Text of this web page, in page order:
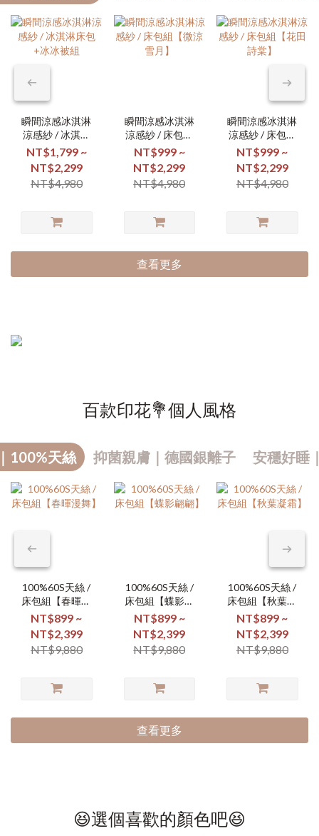
瞬間涼感冰淇淋
涼感紗 / 冰淇淋
床包+冰冰被組
NT$1,799 ~
NT$2,299
NT$4,980
瞬間涼感冰淇淋
涼感紗 / 床包組
【微涼雪月】
NT$999 ~
NT$2,299
NT$4,980
瞬間涼感冰淇淋
涼感紗 / 床包組
【花田詩棠】
NT$999 ~
NT$2,299
NT$4,980
查看更多
百款印花💐個人風格
100%天絲 抑菌親膚｜德國銀離子 安穩好睡
100%60S天絲 /
床包組【春暉漫
舞】
NT$899 ~
NT$2,399
NT$9,880
100%60S天絲 /
床包組【蝶影翩
翩】
NT$899 ~
NT$2,399
NT$9,880
100%60S天絲 /
床包組【秋葉凝
霜】
NT$899 ~
NT$2,399
NT$9,880
查看更多
😆選個喜歡的顏色吧😆